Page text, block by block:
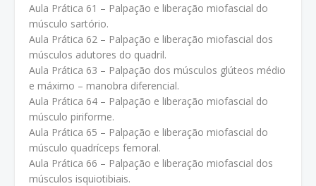
Aula Prática 61 – Palpação e liberação miofascial do
músculo sartório.
Aula Prática 62 – Palpação e liberação miofascial dos
músculos adutores do quadril.
Aula Prática 63 – Palpação dos músculos glúteos médio
e máximo – manobra diferencial.
Aula Prática 64 – Palpação e liberação miofascial do
músculo piriforme.
Aula Prática 65 – Palpação e liberação miofascial do
músculo quadríceps femoral.
Aula Prática 66 – Palpação e liberação miofascial dos
músculos isquiotibiais.